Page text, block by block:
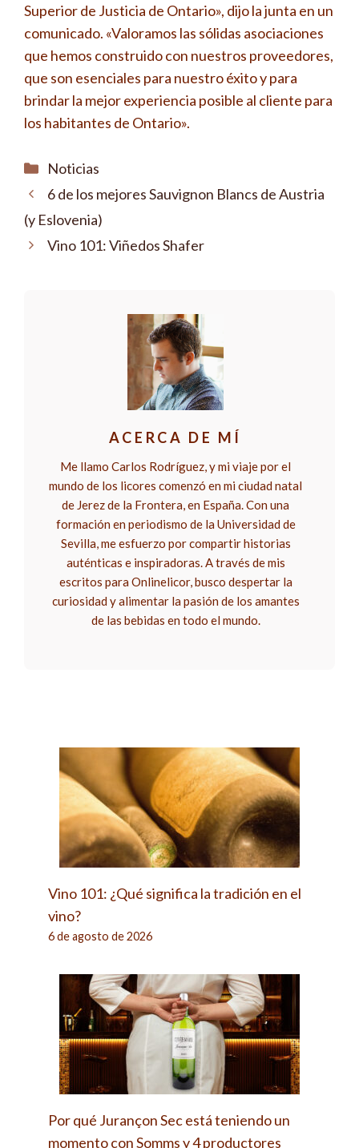
Superior de Justicia de Ontario», dijo la junta en un
comunicado. «Valoramos las sólidas asociaciones
que hemos construido con nuestros proveedores,
que son esenciales para nuestro éxito y para
brindar la mejor experiencia posible al cliente para
los habitantes de Ontario».
Categorías
Noticias
6 de los mejores Sauvignon Blancs de Austria
(y Eslovenia)
Vino 101: Viñedos Shafer
ACERCA DE MÍ
Me llamo Carlos Rodríguez, y mi viaje por el
mundo de los licores comenzó en mi ciudad natal
de Jerez de la Frontera, en España. Con una
formación en periodismo de la Universidad de
Sevilla, me esfuerzo por compartir historias
auténticas e inspiradoras. A través de mis
escritos para Onlinelicor, busco despertar la
curiosidad y alimentar la pasión de los amantes
de las bebidas en todo el mundo.
Vino 101: ¿Qué significa la tradición en el
vino?
6 de agosto de 2026
Por qué Jurançon Sec está teniendo un
momento con Somms y 4 productores